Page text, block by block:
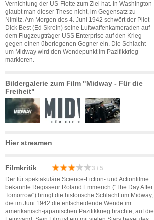
Vernichtung der US-Flotte zum Ziel hat. In Washington
glaubt man dieser These nicht, im Gegensatz zu
Nimitz. Am Morgen des 4. Juni 1942 schwört der Pilot
Dick Best (Ed Skrein) seine Luftwaffenkameraden auf
dem Flugzeugträger USS Enterprise auf den Krieg
gegen einen überlegenen Gegner ein. Die Schlacht
um Midway wird den Wendepunkt im Pazifikkrieg
markieren.
Bildergalerie zum Film "Midway - Für die
Freiheit"
Hier streamen
Filmkritik 3 / 5
Der für spektakuläre Science-Fiction- und Actionfilme
bekannte Regisseur Roland Emmerich ("The Day After
Tomorrow") bringt die historische Schlacht um Midway,
die im Juni 1942 die entscheidende Wende im
amerikanisch-japanischen Pazifikkrieg brachte, auf die